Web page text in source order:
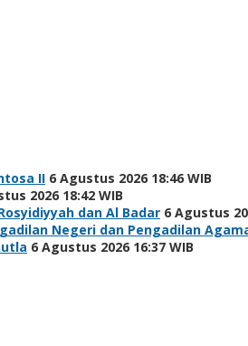
II 6 Agustus 2026 18:46 WIB
2026 18:42 WIB
dan Al Badar 6 Agustus
Negeri dan Pengadilan
6 Agustus 2026 16:37 WIB